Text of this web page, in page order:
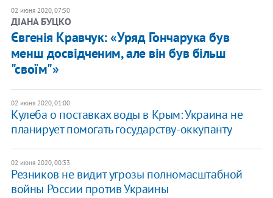
02 июня 2020, 07:50
ДІАНА БУЦКО
Євгенія Кравчук: «Уряд Гончарука був
менш досвідченим, але він був більш
"своїм"»
02 июня 2020, 01:00
Кулеба о поставках воды в Крым: Украина не
планирует помогать государству-оккупанту
02 июня 2020, 00:33
Резников не видит угрозы полномасштабной
войны России против Украины